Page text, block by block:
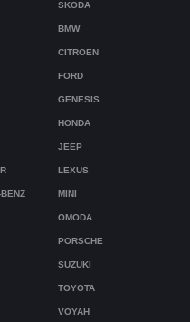
SKODA
BMW
CITROEN
FORD
GENESIS
HONDA
JEEP
LEXUS
MINI
OMODA
PORSCHE
SUZUKI
TOYOTA
VOYAH